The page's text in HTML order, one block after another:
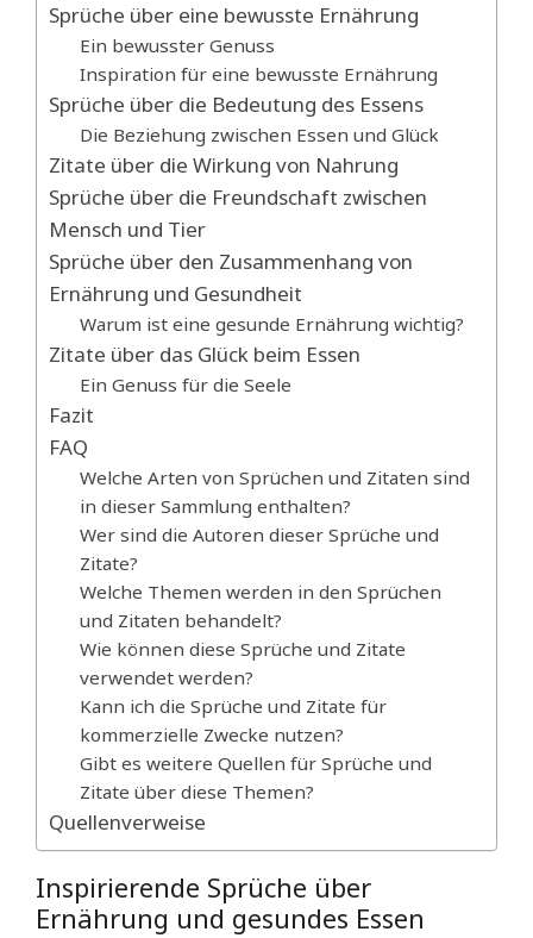
Sprüche über eine bewusste Ernährung
Ein bewusster Genuss
Inspiration für eine bewusste Ernährung
Sprüche über die Bedeutung des Essens
Die Beziehung zwischen Essen und Glück
Zitate über die Wirkung von Nahrung
Sprüche über die Freundschaft zwischen
Mensch und Tier
Sprüche über den Zusammenhang von
Ernährung und Gesundheit
Warum ist eine gesunde Ernährung wichtig?
Zitate über das Glück beim Essen
Ein Genuss für die Seele
Fazit
FAQ
Welche Arten von Sprüchen und Zitaten sind
in dieser Sammlung enthalten?
Wer sind die Autoren dieser Sprüche und
Zitate?
Welche Themen werden in den Sprüchen
und Zitaten behandelt?
Wie können diese Sprüche und Zitate
verwendet werden?
Kann ich die Sprüche und Zitate für
kommerzielle Zwecke nutzen?
Gibt es weitere Quellen für Sprüche und
Zitate über diese Themen?
Quellenverweise
Inspirierende Sprüche über
Ernährung und gesundes Essen